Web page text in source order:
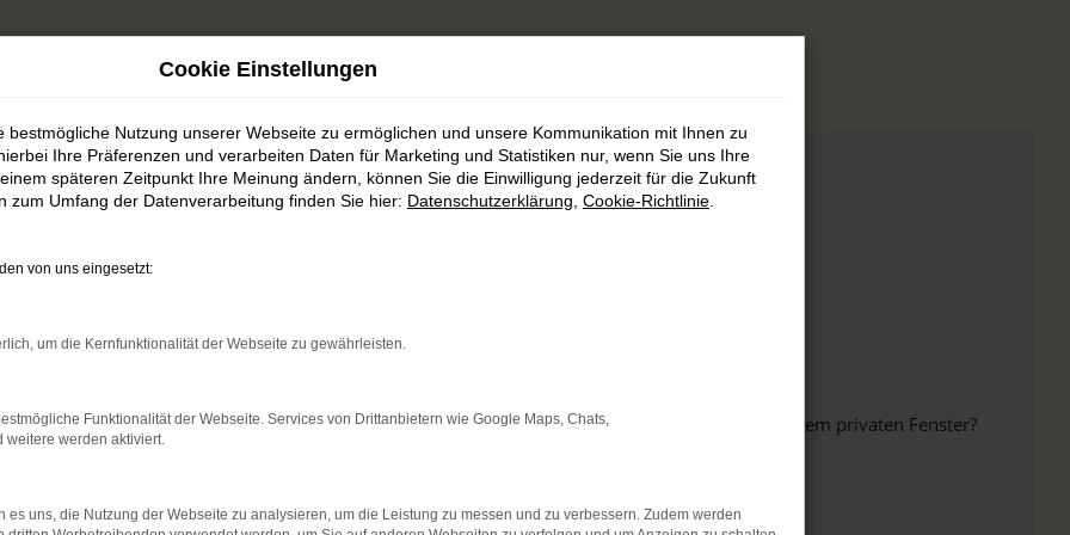
bestimmter Seiten verhindern. Funktioniert die Seite in einem anderen Browser oder in einem privaten Fenster?
beheben.
auf dem neuesten Stand sind.
Cookie Einstellungen
bestmögliche Nutzung unserer Webseite zu ermöglichen und unsere Kommunikation mit Ihnen zu
Ihre Präferenzen und verarbeiten Daten für Marketing und Statistiken nur, wenn Sie uns Ihre
späteren Zeitpunkt Ihre Meinung ändern, können Sie die Einwilligung jederzeit für die Zukunft
zum Umfang der Datenverarbeitung finden Sie hier: Datenschutzerklärung Cookie-Richtlinie
von uns eingesetzt:
um die Kernfunktionalität der Webseite zu gewährleisten.
Funktionalität der Webseite. Services von Drittanbietern wie Google Maps, Chats,
weitere werden aktiviert.
es uns, die Nutzung der Webseite zu analysieren, um die Leistung zu messen und zu verbessern. Zudem werden